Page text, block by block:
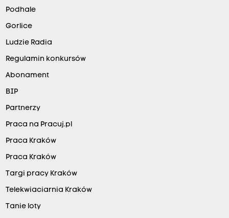
Podhale
Gorlice
Ludzie Radia
Regulamin konkursów
Abonament
BIP
Partnerzy
Praca na Pracuj.pl
Praca Kraków
Praca Kraków
Targi pracy Kraków
Telekwiaciarnia Kraków
Tanie loty